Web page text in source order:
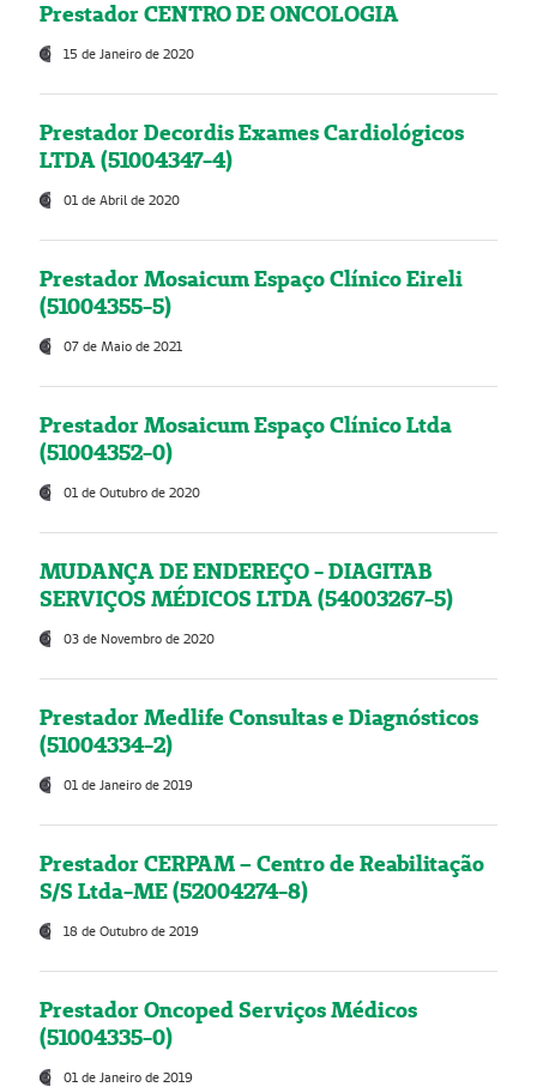
Prestador CENTRO DE ONCOLOGIA
15 de Janeiro de 2020
Prestador Decordis Exames Cardiológicos
LTDA (51004347-4)
01 de Abril de 2020
Prestador Mosaicum Espaço Clínico Eireli
(51004355-5)
07 de Maio de 2021
Prestador Mosaicum Espaço Clínico Ltda
(51004352-0)
01 de Outubro de 2020
MUDANÇA DE ENDEREÇO - DIAGITAB
SERVIÇOS MÉDICOS LTDA (54003267-5)
03 de Novembro de 2020
Prestador Medlife Consultas e Diagnósticos
(51004334-2)
01 de Janeiro de 2019
Prestador CERPAM – Centro de Reabilitação
S/S Ltda-ME (52004274-8)
18 de Outubro de 2019
Prestador Oncoped Serviços Médicos
(51004335-0)
01 de Janeiro de 2019